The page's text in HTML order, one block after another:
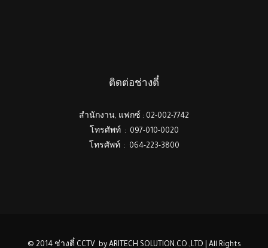
ติดต่อช่างตี๋
สำนักงาน, แฟกซ์ : 02-002-7742
โทรศัพท์ : 097-010-0020
โทรศัพท์ : 064-223-3800
© 2014 ช่างตี๋ CCTV by ARITECH SOLUTION.CO.,LTD | All Rights